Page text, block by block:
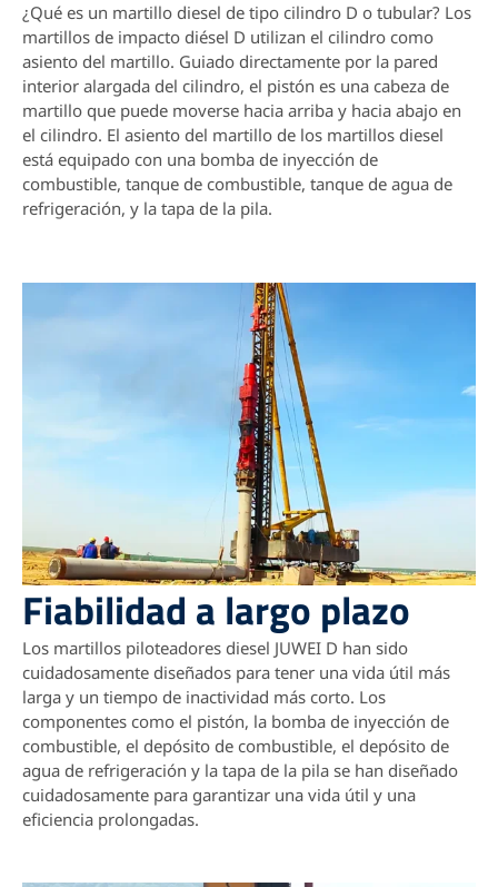
¿Qué es un martillo diesel de tipo cilindro D o tubular? Los
martillos de impacto diésel D utilizan el cilindro como
asiento del martillo. Guiado directamente por la pared
interior alargada del cilindro, el pistón es una cabeza de
martillo que puede moverse hacia arriba y hacia abajo en
el cilindro. El asiento del martillo de los martillos diesel
está equipado con una bomba de inyección de
combustible, tanque de combustible, tanque de agua de
refrigeración, y la tapa de la pila.
Fiabilidad a largo plazo
Los martillos piloteadores diesel JUWEI D han sido
cuidadosamente diseñados para tener una vida útil más
larga y un tiempo de inactividad más corto. Los
componentes como el pistón, la bomba de inyección de
combustible, el depósito de combustible, el depósito de
agua de refrigeración y la tapa de la pila se han diseñado
cuidadosamente para garantizar una vida útil y una
eficiencia prolongadas.